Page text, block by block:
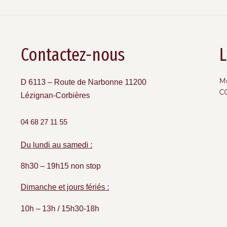
Contactez-nous
D 6113 – Route de Narbonne 11200
Lézignan-Corbières
04 68 27 11 55
Du lundi au samedi :
8h30 – 19h15 non stop
Dimanche et jours fériés :
10h – 13h / 15h30-18h